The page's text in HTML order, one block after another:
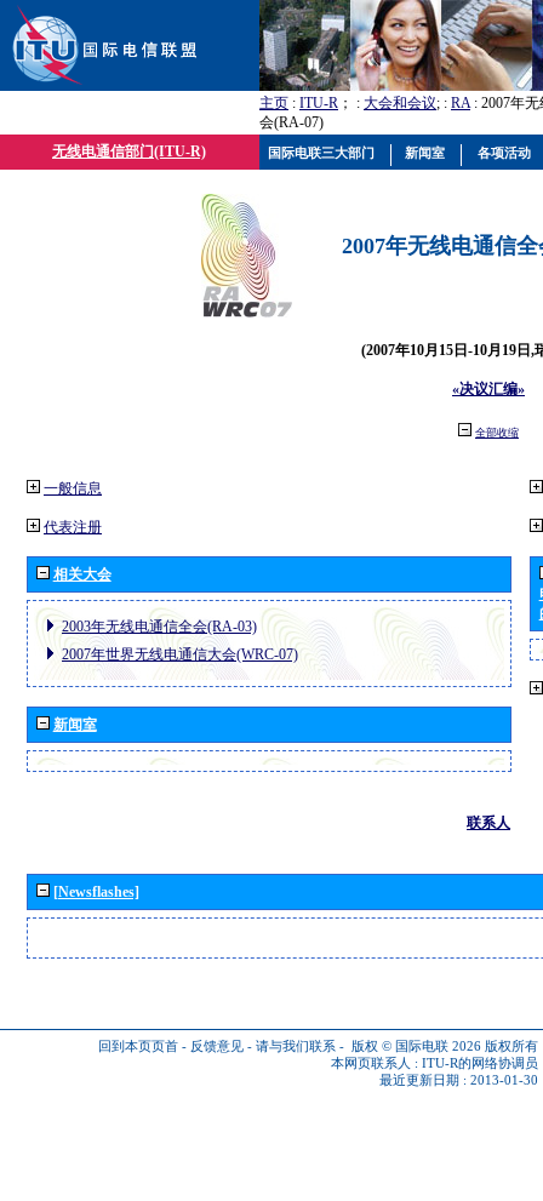
主页 : ITU-R ； : 大会和会议; : RA: 2007年
会(RA-07)
无线电通信部门(ITU-R)
2007年无线电通信
(2007年10月15日-10月19日,
«决议汇编»
全部收缩
一般信息
代表注册
相关大会
2003年无线电通信全会(RA-03)
2007年世界无线电通信大会(WRC-07)
新闻室
联系人
[Newsflashes]
回到本页页首 - 反馈意见 - 请与我们联系 - 版权 © 国际电联 2026 版权所有
本网页联系人 : ITU-R的网络协调员
最近更新日期 : 2013-01-30
国际电联三大部门 新闻室 各项活动